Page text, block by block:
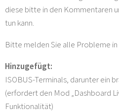
diese bitte in den Kommentaren
tun kann.
Bitte melden Sie alle Probleme
Hinzugefügt:
ISOBUS-Terminals, darunter ein
(erfordert den Mod „Dashboard
Funktionalität)